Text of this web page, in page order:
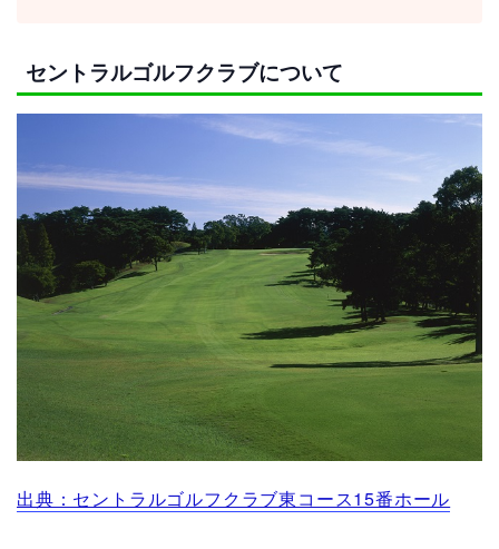
セントラルゴルフクラブについて
出典：セントラルゴルフクラブ東コース15番ホール